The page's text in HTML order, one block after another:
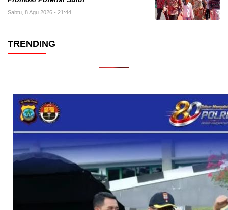
Sabtu, 8 Agu 2026 - 21:44
TRENDING